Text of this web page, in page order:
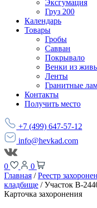
Эксгумация
Груз 200
Календарь
Товары
Гробы
Савван
Покрывало
Венки из
Ленты
Гранитные
Контакты
Получить место
+7 (499) 647-57-12
info@hevkad.com
0
0
Главная / Реестр
кладбище / Участок В-
Карточка захоронения